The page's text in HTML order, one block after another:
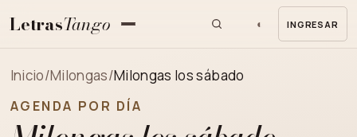
LetrasTango ◐ INGRESAR
Inicio/Milongas/Milongas los sábado
AGENDA POR DÍA